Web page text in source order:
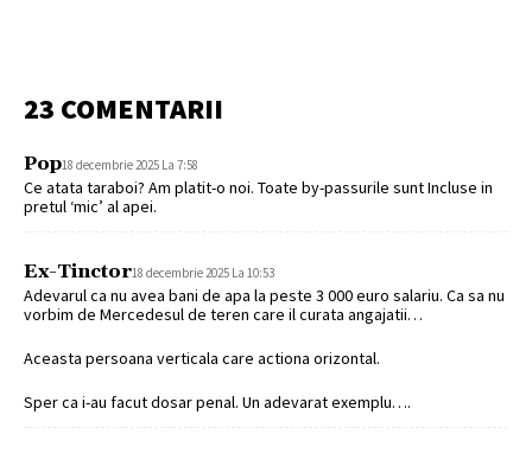
23 COMENTARII
Pop18 decembrie 2025 La 7:58
Ce atata taraboi? Am platit-o noi. Toate by-passurile sunt Incluse in
pretul ‘mic’ al apei.
Ex-Tinctor18 decembrie 2025 La 10:53
Adevarul ca nu avea bani de apa la peste 3 000 euro salariu. Ca sa nu
vorbim de Mercedesul de teren care il curata angajatii…
Aceasta persoana verticala care actiona orizontal.
Sper ca i-au facut dosar penal. Un adevarat exemplu….